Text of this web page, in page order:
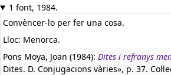
1 font, 1984.
Convèncer-lo per fer una cosa.
Lloc: Menorca.
Pons Moya, Joan (1984): Dites i refranys
Dites. D. Conjugacions vàries», p. 37.